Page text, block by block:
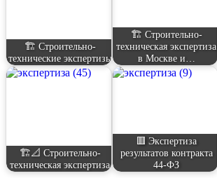
🏗️ Строительно-
технические экспертизы
🏗️ Строительно-
техническая экспертиза
в Москве и…
🏗️📐 Строительно-
техническая экспертиза
🟥 Экспертиза
результатов контракта
44-ФЗ